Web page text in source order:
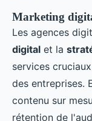
Marketing
Les agences
digital et la
services
des entreprises.
contenu sur
rétention de